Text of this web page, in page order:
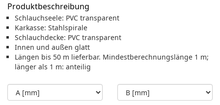
Produktbeschreibung
Schlauchseele: PVC transparent
Karkasse: Stahlspirale
Schlauchdecke: PVC transparent
Innen und außen glatt
Längen bis 50 m lieferbar. Mindestberechnungslänge 1 m;
länger als 1 m: anteilig